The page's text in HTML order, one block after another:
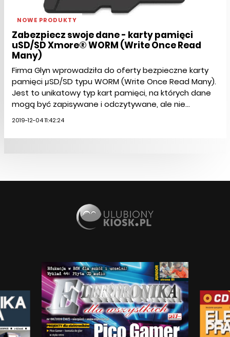
NOWE PRODUKTY
Zabezpiecz swoje dane - karty pamięci
uSD/SD Xmore® WORM (Write Once Read
Many)
Firma Glyn wprowadziła do oferty bezpieczne karty
pamięci μSD/SD typu WORM (Write Once Read Many).
Jest to unikatowy typ kart pamięci, na których dane
mogą być zapisywane i odczytywane, ale nie...
2019-12-04 11:42:24